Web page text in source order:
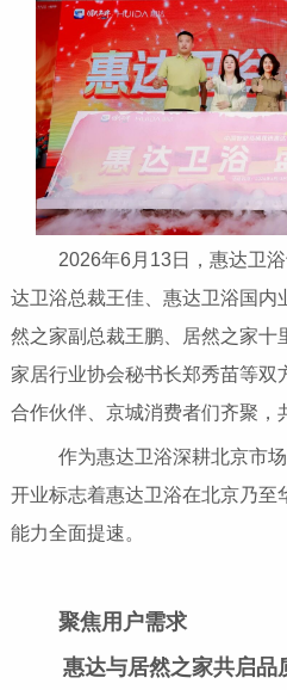
2026年6月13日，惠达卫浴
达卫浴总裁王佳、惠达卫浴国内
然之家副总裁王鹏、居然之家十
家居行业协会秘书长郑秀苗等双
合作伙伴、京城消费者们齐聚，
作为惠达卫浴深耕北京市场
开业标志着惠达卫浴在北京乃至
能力全面提速。
聚焦用户需求
惠达与居然之家共启品